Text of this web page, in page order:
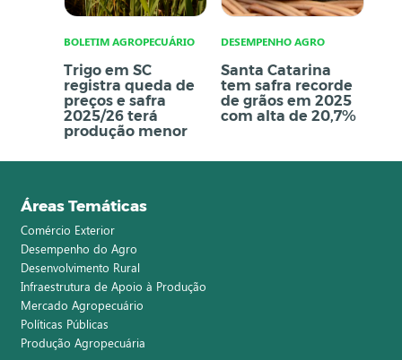
BOLETIM AGROPECUÁRIO
Trigo em SC
registra queda de
preços e safra
2025/26 terá
produção menor
DESEMPENHO AGRO
Santa Catarina
tem safra recorde
de grãos em 2025
com alta de 20,7%
Áreas Temáticas
Comércio Exterior
Desempenho do Agro
Desenvolvimento Rural
Infraestrutura de Apoio à Produção
Mercado Agropecuário
Políticas Públicas
Produção Agropecuária